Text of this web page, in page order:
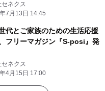
ネクス
7月13日 14:45
代とご家族のための生活応援
フリーマガジン『S-posi』発
ネクス
4月15日 17:00